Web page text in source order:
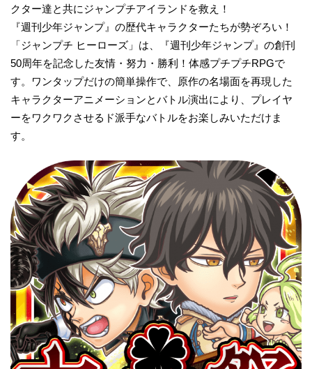
クター達と共にジャンプチアイランドを救え！
『週刊少年ジャンプ』の歴代キャラクターたちが勢ぞろい！
「ジャンプチ ヒーローズ」は、『週刊少年ジャンプ』の創刊
50周年を記念した友情・努力・勝利！体感プチプチRPGで
す。ワンタップだけの簡単操作で、原作の名場面を再現した
キャラクターアニメーションとバトル演出により、プレイヤ
ーをワクワクさせるド派手なバトルをお楽しみいただけま
す。